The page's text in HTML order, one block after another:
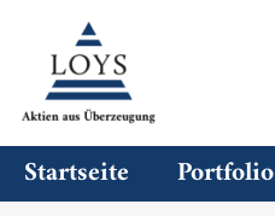
Startseite Portfolio